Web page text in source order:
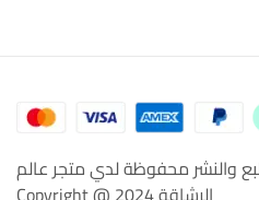
والنشر محفوظة لدي متجر عالم